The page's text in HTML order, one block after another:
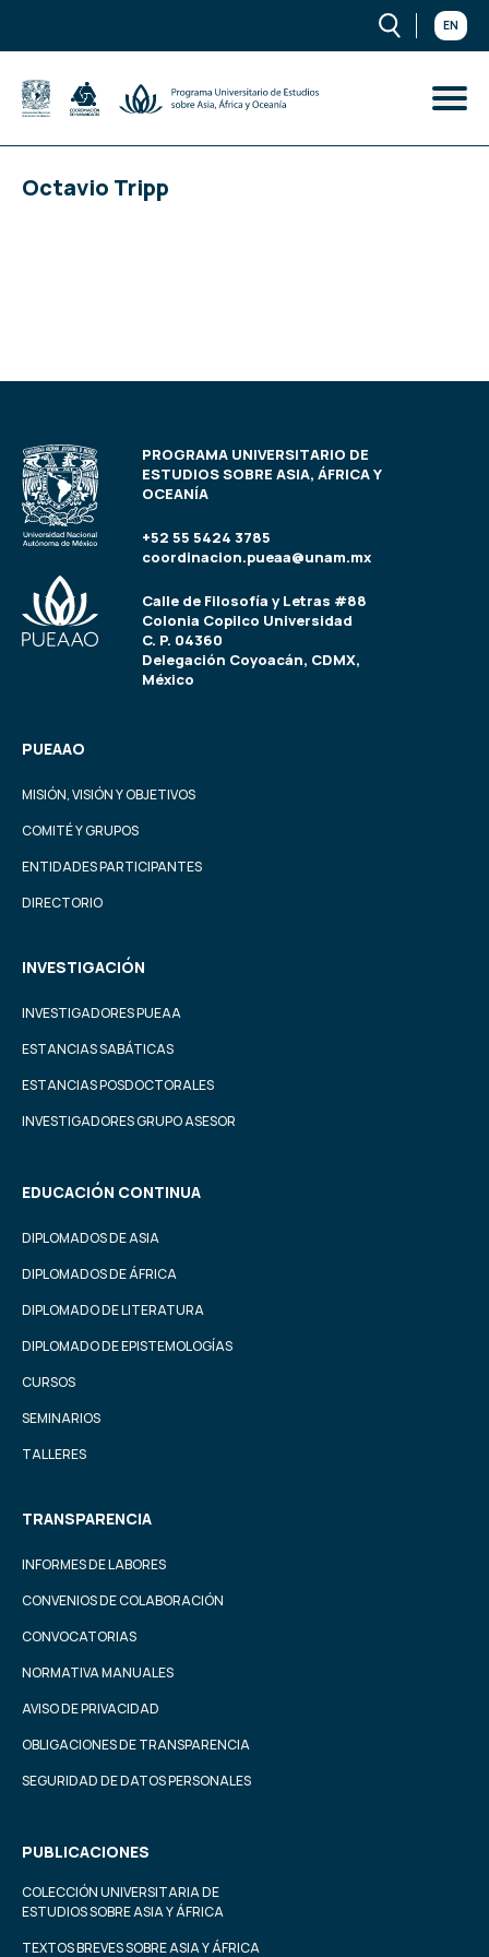
EN
Octavio Tripp
PROGRAMA UNIVERSITARIO DE
ESTUDIOS SOBRE ASIA, ÁFRICA Y
OCEANÍA
+52 55 5424 3785
coordinacion.pueaa@unam.mx
Calle de Filosofía y Letras #88
Colonia Copilco Universidad
C. P. 04360
Delegación Coyoacán, CDMX,
México
PUEAAO
MISIÓN, VISIÓN Y OBJETIVOS
COMITÉ Y GRUPOS
ENTIDADES PARTICIPANTES
DIRECTORIO
INVESTIGACIÓN
INVESTIGADORES PUEAA
ESTANCIAS SABÁTICAS
ESTANCIAS POSDOCTORALES
INVESTIGADORES GRUPO ASESOR
EDUCACIÓN CONTINUA
DIPLOMADOS DE ASIA
DIPLOMADOS DE ÁFRICA
DIPLOMADO DE LITERATURA
DIPLOMADO DE EPISTEMOLOGÍAS
CURSOS
SEMINARIOS
TALLERES
TRANSPARENCIA
INFORMES DE LABORES
CONVENIOS DE COLABORACIÓN
CONVOCATORIAS
NORMATIVA MANUALES
AVISO DE PRIVACIDAD
OBLIGACIONES DE TRANSPARENCIA
SEGURIDAD DE DATOS PERSONALES
PUBLICACIONES
COLECCIÓN UNIVERSITARIA DE
ESTUDIOS SOBRE ASIA Y ÁFRICA
TEXTOS BREVES SOBRE ASIA Y ÁFRICA